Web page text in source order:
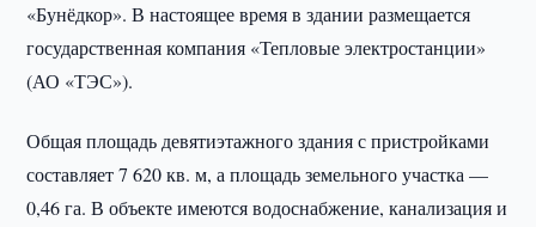
«Бунёдкор». В настоящее время в здании размещается
государственная компания «Тепловые электростанции»
(АО «ТЭС»).
Общая площадь девятиэтажного здания с пристройками
составляет 7 620 кв. м, а площадь земельного участка —
0,46 га. В объекте имеются водоснабжение, канализация и